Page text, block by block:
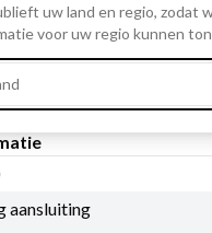
Dubbel
aansluiting
uw land en regio, zodat
voor uw regio kunnen